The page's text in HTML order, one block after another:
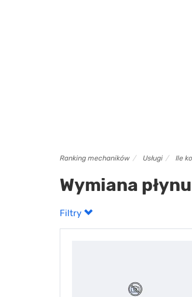
Ranking mechaników Usługi Ile
Wymiana
Filtry